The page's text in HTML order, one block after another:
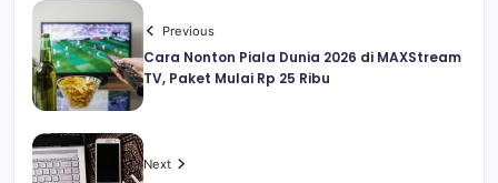
Previous
Cara Nonton Piala Dunia 2026 di MAXStream
TV, Paket Mulai Rp 25 Ribu
Next